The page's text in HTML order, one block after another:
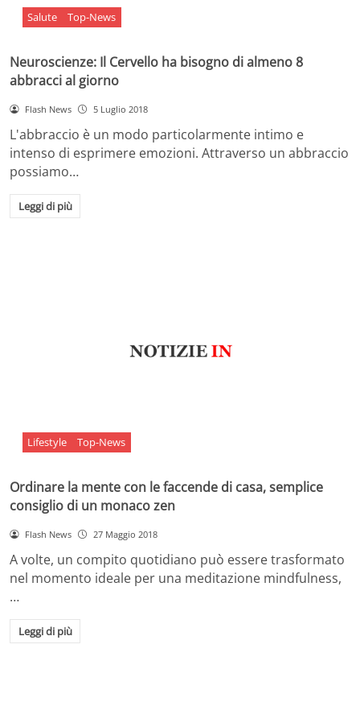
Salute Top-News
Neuroscienze: Il Cervello ha bisogno di almeno 8
abbracci al giorno
Flash News 5 Luglio 2018
L'abbraccio è un modo particolarmente intimo e
intenso di esprimere emozioni. Attraverso un abbraccio
possiamo…
Leggi di più
Lifestyle Top-News
Ordinare la mente con le faccende di casa, semplice
consiglio di un monaco zen
Flash News 27 Maggio 2018
A volte, un compito quotidiano può essere trasformato
nel momento ideale per una meditazione mindfulness,
…
Leggi di più